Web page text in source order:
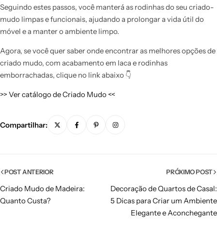
Seguindo estes passos, você manterá as rodinhas do seu criado-
mudo limpas e funcionais, ajudando a prolongar a vida útil do
móvel e a manter o ambiente limpo.
Agora, se você quer saber onde encontrar as melhores opções de
criado mudo, com acabamento em laca e rodinhas
emborrachadas, clique no link abaixo 👇
>> Ver catálogo de Criado Mudo <<
Compartilhar:
POST ANTERIOR
Criado Mudo de Madeira:
Quanto Custa?
PRÓXIMO POST
Decoração de Quartos de Casal:
5 Dicas para Criar um Ambiente
Elegante e Aconchegante